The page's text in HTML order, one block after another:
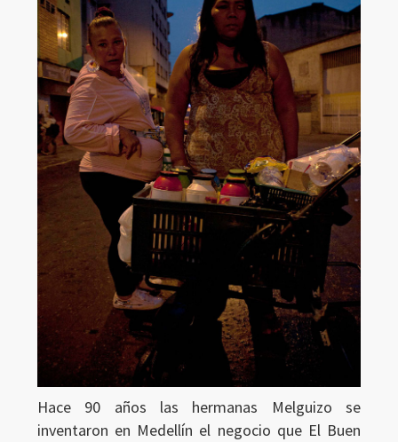
Hace 90 años las hermanas Melguizo se
inventaron en Medellín el negocio que El Buen